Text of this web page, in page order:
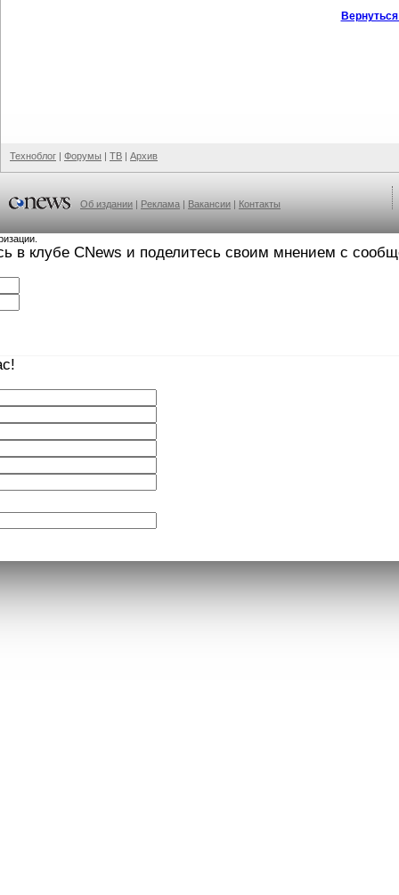
Техноблог | Форумы | ТВ | Архив
Об издании | Реклама | Вакансии | Контакты
в клубе CNews и поделитесь своим мнением с